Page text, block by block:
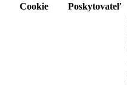
Cookie
Poskytovateľ